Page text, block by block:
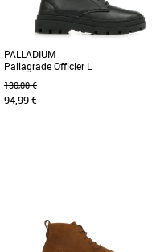
PALLADIUM
Pallagrade Officier L
130,00 €
94,99 €
son cuir nappa souple, ses [...]